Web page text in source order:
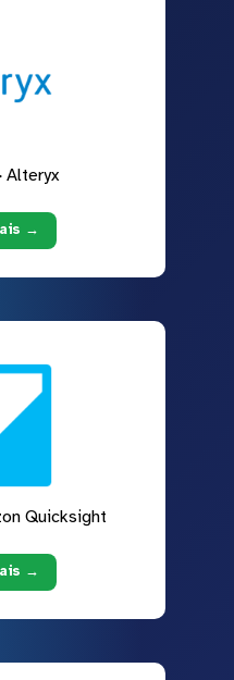
Alteryx
→
Quicksight
→